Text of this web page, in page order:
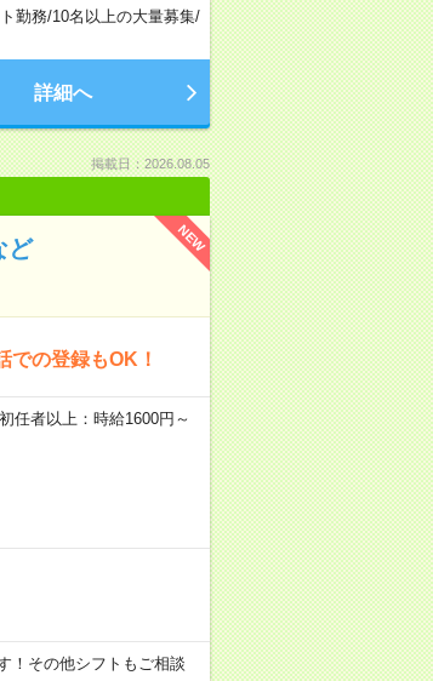
勤務/10名以上の大量募集/
詳細へ
掲載日：2026.08.05
NEW
ど
での登録もOK！
任者以上：時給1600円～
！その他シフトもご相談